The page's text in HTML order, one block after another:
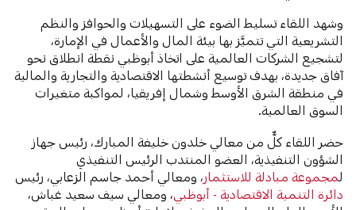
وشهد اللقاء تسليط الضوء على التسهيلات والحوافز والنظم
التشريعية التي تتميَّز بها بيئة المال والأعمال في الإمارة،
لتشجيع الشركات العالمية على اتخاذ أبوظبي نقطة انطلاق نحو
آفاق جديدة، بهدف توسيع أنشطتها الاقتصادية والتجارية والمالية
في منطقة الشرق الأوسط وشمال إفريقيا، لمواكبة متغيرات
السوق العالمية.
حضر اللقاء كلٌّ من معالي خلدون خليفة المبارك، رئيس جهاز
الشؤون التنفيذية، العضو المنتدب الرئيس التنفيذي
لمجموعة مبادلة للاستثمار، ومعالي أحمد جاسم الزعابي، رئيس
دائرة التنمية الاقتصادية - أبوظبي، ومعالي سيف سعيد غباش،